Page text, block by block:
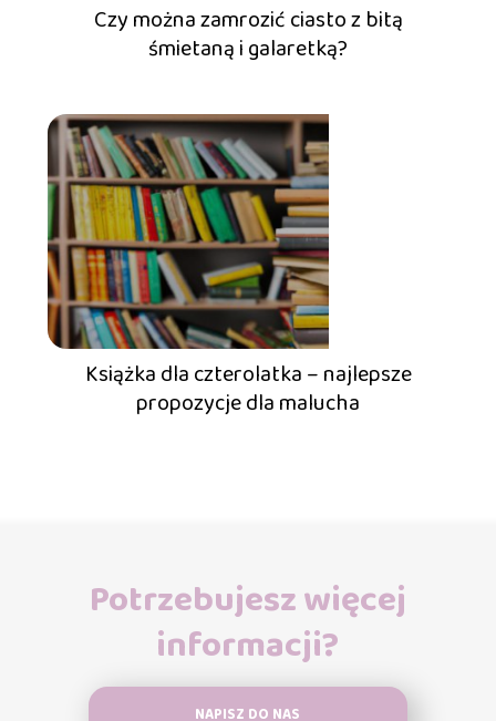
Czy można zamrozić ciasto z bitą
śmietaną i galaretką?
Książka dla czterolatka – najlepsze
propozycje dla malucha
Potrzebujesz więcej
informacji?
NAPISZ DO NAS